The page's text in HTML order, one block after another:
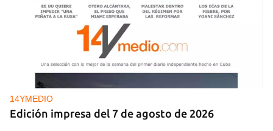
14YMEDIO
Edición impresa del 7 de agosto de 2026